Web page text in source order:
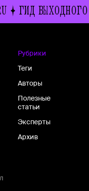
ВЫХОДНОГО ДНЯ
Рубрики
Теги
Авторы
Полезные
статьи
Эксперты
Архив